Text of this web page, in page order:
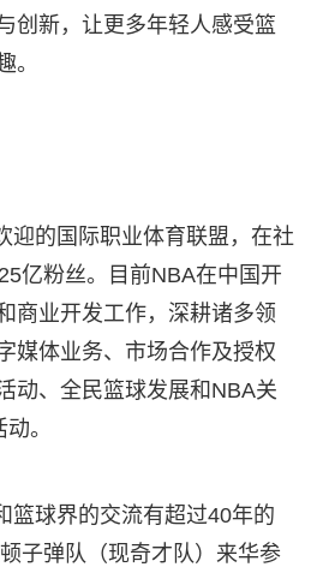
创新，让更多年轻人感受篮
。
迎的国际职业体育联盟，在社
亿粉丝。目前NBA在中国开
商业开发工作，深耕诸多领
媒体业务、市场合作及授权
动、全民篮球发展和NBA关
。
篮球界的交流有超过40年的
子弹队（现奇才队）来华参